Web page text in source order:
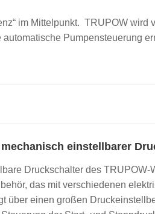
im Mittelpunkt. TRUPOW wird
Pumpensteuerung
einstellbarer
Druckschalter des TRUPOW-
das mit verschiedenen
über einen großen